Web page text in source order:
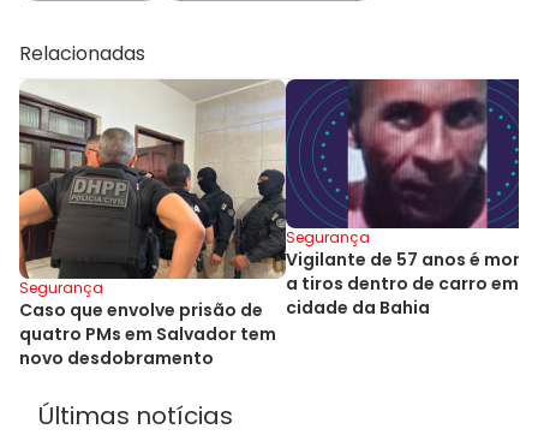
Relacionadas
Segurança
Caso que envolve prisão de
quatro PMs em Salvador tem
novo desdobramento
Segurança
Vigilante de 57 anos é
a tiros dentro de carro em
cidade da Bahia
Últimas notícias